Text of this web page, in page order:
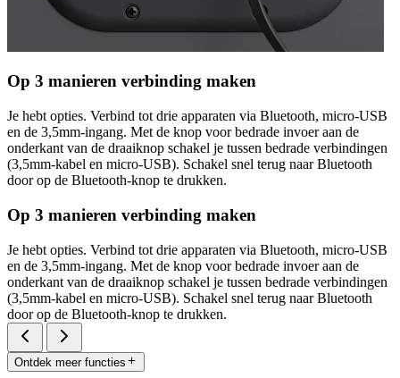
Op 3 manieren verbinding maken
Je hebt opties. Verbind tot drie apparaten via Bluetooth, micro-USB
en de 3,5mm-ingang. Met de knop voor bedrade invoer aan de
onderkant van de draaiknop schakel je tussen bedrade verbindingen
(3,5mm-kabel en micro-USB). Schakel snel terug naar Bluetooth
door op de Bluetooth-knop te drukken.
Op 3 manieren verbinding maken
Je hebt opties. Verbind tot drie apparaten via Bluetooth, micro-USB
en de 3,5mm-ingang. Met de knop voor bedrade invoer aan de
onderkant van de draaiknop schakel je tussen bedrade verbindingen
(3,5mm-kabel en micro-USB). Schakel snel terug naar Bluetooth
door op de Bluetooth-knop te drukken.
Ontdek meer functies